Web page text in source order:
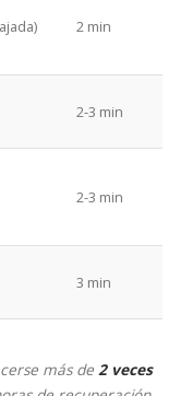
2 min
2-3 min
2-3 min
3 min
más de2 veces